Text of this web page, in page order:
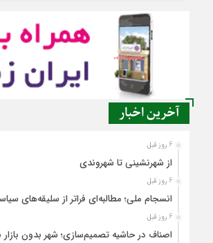
آخرین اخبار
6 روز قبل
از شهرنشینی تا شهروندی
6 روز قبل
انسجام ملی؛ مطالبه‌ای فراتر از سلیقه‌های
6 روز قبل
اصناف در حاشیه تصمیم‌سازی؛ شهر بدون